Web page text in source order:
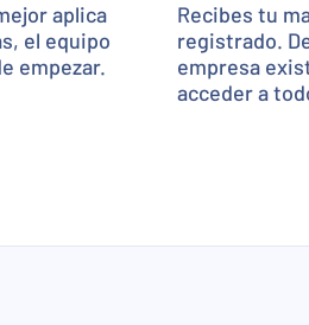
aplica
el equipo
empezar.
Recibes tu
registrado.
empresa
acceder a